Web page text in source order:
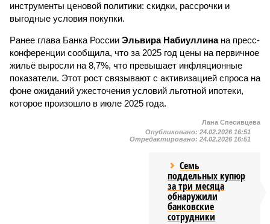
инструменты ценовой политики: скидки, рассрочки и
выгодные условия покупки.
Ранее глава Банка России Эльвира Набиуллинана пресс-
конференции сообщила, что за 2025 год цены на первичное
жильё выросли на 8,7%, что превышает инфляционные
показатели. Этот рост связывают с активизацией спроса на
фоне ожиданий ужесточения условий льготной ипотеки,
которое произошло в июле 2025 года.
Лана Спесивцева
Опубликовано: 24.02.2026 16:51
Отредактировано: 24.02.2026 16:51
Семь
поддельных купюр
за три месяца
обнаружили
банковские
сотрудники